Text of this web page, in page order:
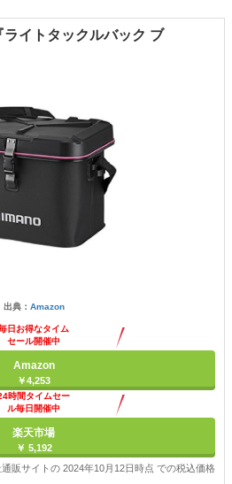
イトタックルバック ブ
出典： Amazon
日お得なタイム
セール開催中
Amazon
￥4,253
時間タイムセー
ル毎日開催中
楽天市場
￥ 5,192
販サイトの 2024年10月12日時点 での税込価格